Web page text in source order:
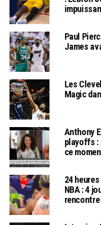
Paul
James
Les
Magic
Anthony
playoffs :
ce
24
NBA : 4